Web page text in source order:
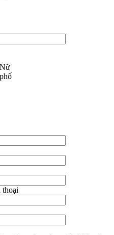
Nữ
thoại